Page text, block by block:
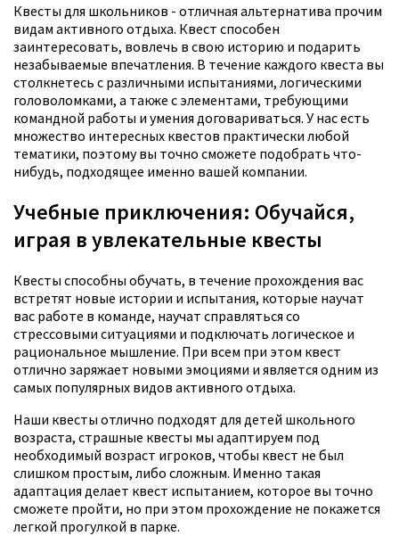
Квесты для школьников - отличная альтернатива прочим
видам активного отдыха. Квест способен
заинтересовать, вовлечь в свою историю и подарить
незабываемые впечатления. В течение каждого квеста вы
столкнетесь с различными испытаниями, логическими
головоломками, а также с элементами, требующими
командной работы и умения договариваться. У нас есть
множество интересных квестов практически любой
тематики, поэтому вы точно сможете подобрать что-
нибудь, подходящее именно вашей компании.
Учебные приключения: Обучайся,
играя в увлекательные квесты
Квесты способны обучать, в течение прохождения вас
встретят новые истории и испытания, которые научат
вас работе в команде, научат справляться со
стрессовыми ситуациями и подключать логическое и
рациональное мышление. При всем при этом квест
отлично заряжает новыми эмоциями и является одним из
самых популярных видов активного отдыха.
Наши квесты отлично подходят для детей школьного
возраста, страшные квесты мы адаптируем под
необходимый возраст игроков, чтобы квест не был
слишком простым, либо сложным. Именно такая
адаптация делает квест испытанием, которое вы точно
сможете пройти, но при этом прохождение не покажется
легкой прогулкой в парке.